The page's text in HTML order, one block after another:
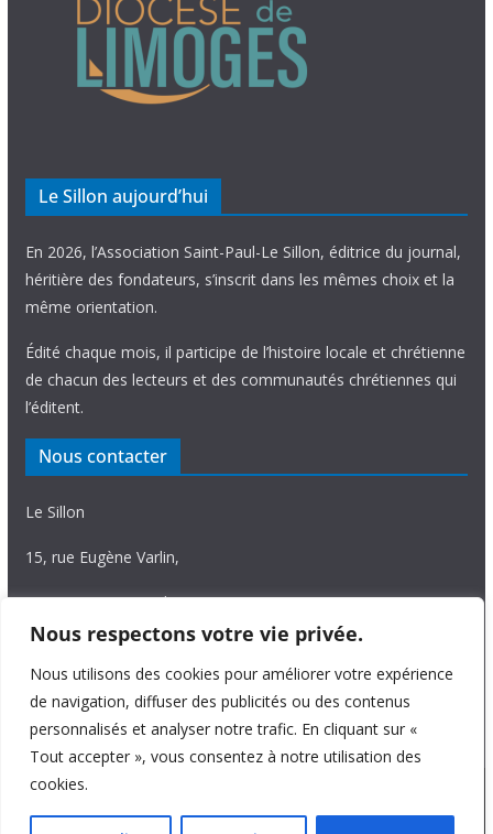
Nous respectons votre vie privée.
Nous utilisons des cookies pour améliorer votre expérience
de navigation, diffuser des publicités ou des contenus
personnalisés et analyser notre trafic. En cliquant sur «
Tout accepter », vous consentez à notre utilisation des
cookies.
Le Sillon aujourd’hui
En 2026, l’Association Saint-Paul-Le Sillon, éditrice du journal,
héritière des fondateurs, s’inscrit dans les mêmes choix et la
même orientation.
Édité chaque mois, il participe de l’histoire locale et chrétienne
de chacun des lecteurs et des communautés chrétiennes qui
l’éditent.
Nous contacter
Le Sillon
15, rue Eugène Varlin,
87036 Limoges Cedex.
Tél. 05 55 06 14 15
Nous écrire